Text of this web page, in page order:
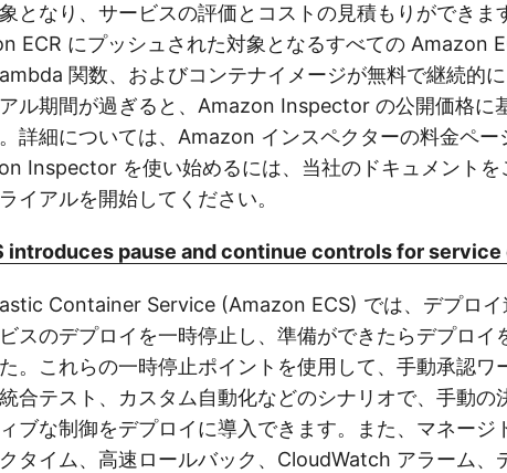
となり、サービスの評価とコストの見積もりができま
ECR にプッシュされた対象となるすべての Amazon
関数、およびコンテナイメージが無料で継続的
ル期間が過ぎると、Amazon Inspector の公開価格に
詳細については、Amazon インスペクターの料金ペー
Inspector を使い始めるには、当社のドキュメントを
イアルを開始してください。
introduces pause and continue controls for
Container Service (Amazon ECS) では、デプロイ
スのデプロイを一時停止し、準備ができたらデプロイ
。これらの一時停止ポイントを使用して、手動承認ワ
合テスト、カスタム自動化などのシナリオで、手動の
ブな制御をデプロイに導入できます。また、マネージ
タイム、高速ロールバック、CloudWatch アラーム、